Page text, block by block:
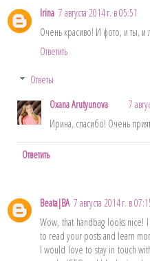
Irina 7 августа 2014 г. в 05:51
Очень красиво! И фото, и ты, и
Ответить
Ответы
Oxana Arutyunova
7
Ирина, спасибо! Очень
Ответить
Beata|BA 7 августа 2014 г. в
Wow, that handbag looks nice!
to read your posts and learn
I would love to stay in touch